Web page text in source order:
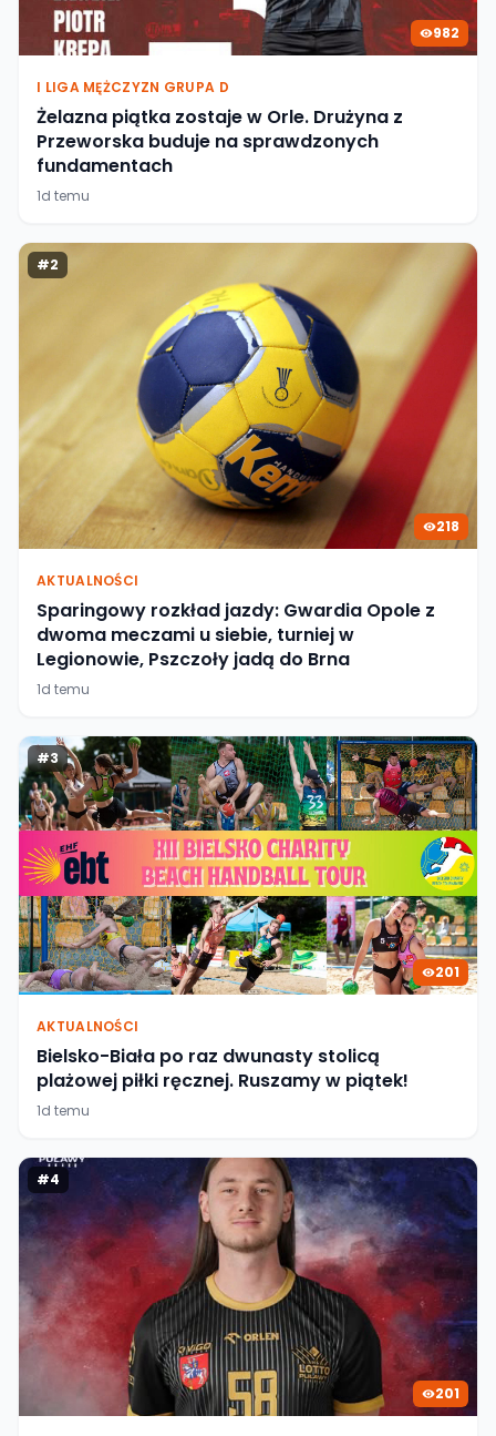
982
I LIGA MĘŻCZYZN GRUPA D
Żelazna piątka zostaje w Orle. Drużyna z
Przeworska buduje na sprawdzonych
fundamentach
1d temu
#2
218
AKTUALNOŚCI
Sparingowy rozkład jazdy: Gwardia Opole z
dwoma meczami u siebie, turniej w
Legionowie, Pszczoły jadą do Brna
1d temu
#3
201
AKTUALNOŚCI
Bielsko-Biała po raz dwunasty stolicą
plażowej piłki ręcznej. Ruszamy w piątek!
1d temu
#4
201